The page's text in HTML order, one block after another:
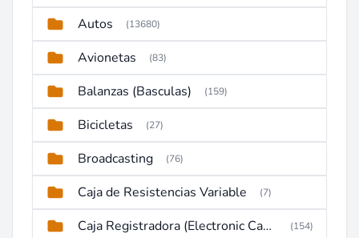
Autos (13680)
Avionetas (83)
Balanzas (Basculas) (159)
Bicicletas (27)
Broadcasting (76)
Caja de Resistencias Variable (7)
Caja Registradora (Electronic Cash Register) (154)